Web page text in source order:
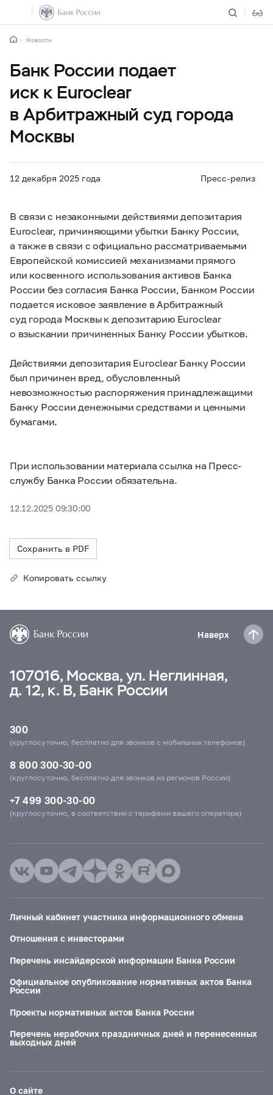
Новости
Банк России подает
иск к Euroclear
в Арбитражный суд города
Москвы
12 декабря 2025 года Пресс-релиз
В связи с незаконными действиями депозитария
Euroclear, причиняющими убытки Банку России,
а также в связи с официально рассматриваемыми
Европейской комиссией механизмами прямого
или косвенного использования активов Банка
России без согласия Банка России, Банком России
подается исковое заявление в Арбитражный
суд города Москвы к депозитарию Euroclear
о взыскании причиненных Банку России убытков.
Действиями депозитария Euroclear Банку России
был причинен вред, обусловленный
невозможностью распоряжения принадлежащими
Банку России денежными средствами и ценными
бумагами.
При использовании материала ссылка на Пресс-
службу Банка России обязательна.
12.12.2025 09:30:00
Сохранить в PDF
Копировать ссылку
Наверх
107016, Москва, ул. Неглинная,
д. 12, к. В, Банк России
300
(круглосуточно, бесплатно для звонков с мобильных телефонов)
8 800 300-30-00
(круглосуточно, бесплатно для звонков из регионов России)
+7 499 300-30-00
(круглосуточно, в соответствии с тарифами вашего оператора)
Личный кабинет участника информационного обмена
Отношения с инвесторами
Перечень инсайдерской информации Банка России
Официальное опубликование нормативных актов Банка
России
Проекты нормативных актов Банка России
Перечень нерабочих праздничных дней и перенесенных
выходных дней
О сайте